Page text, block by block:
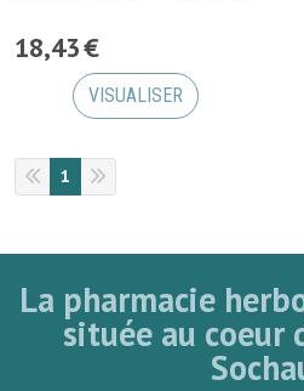
18,43€
VISUALISER
1
La pharmacie
située au coeur